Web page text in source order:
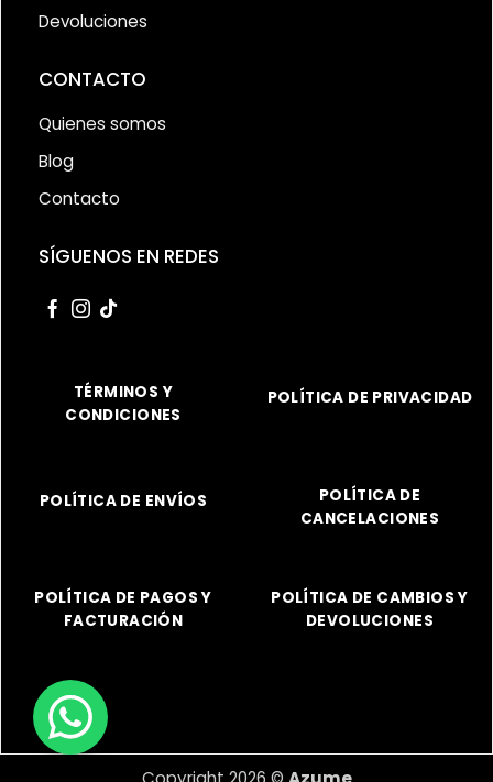
Devoluciones
CONTACTO
Quienes somos
Blog
Contacto
SÍGUENOS EN REDES
TÉRMINOS Y
CONDICIONES
POLÍTICA DE PRIVACIDAD
POLÍTICA DE ENVÍOS
POLÍTICA DE
CANCELACIONES
POLÍTICA DE PAGOS Y
FACTURACIÓN
POLÍTICA DE CAMBIOS Y
DEVOLUCIONES